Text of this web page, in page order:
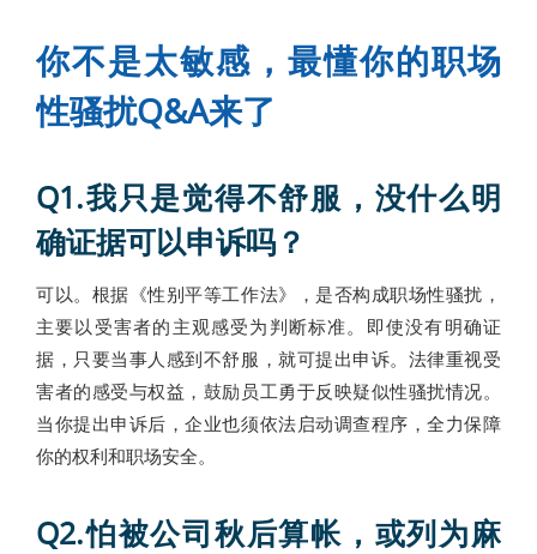
你不是太敏感，最懂你的职场
性骚扰Q&A来了
Q1.我只是觉得不舒服，没什么明
确证据可以申诉吗？
可以。根据《性别平等工作法》，是否构成职场性骚扰，
主要以受害者的主观感受为判断标准。即使没有明确证
据，只要当事人感到不舒服，就可提出申诉。法律重视受
害者的感受与权益，鼓励员工勇于反映疑似性骚扰情况。
当你提出申诉后，企业也须依法启动调查程序，全力保障
你的权利和职场安全。
Q2.怕被公司秋后算帐，或列为麻